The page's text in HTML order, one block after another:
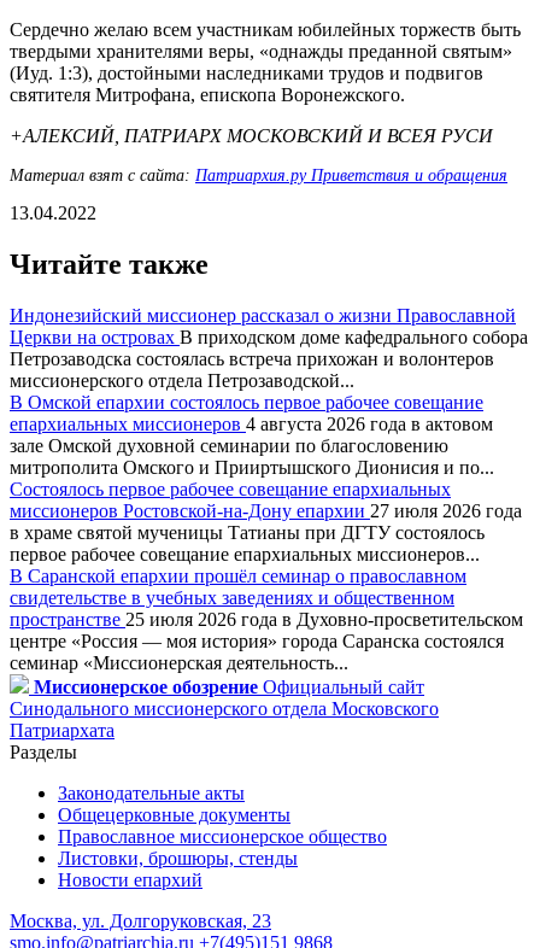
Сердечно желаю всем участникам юбилейных торжеств быть
твердыми хранителями веры, «однажды преданной святым»
(Иуд. 1:3), достойными наследниками трудов и подвигов
святителя Митрофана, епископа Воронежского.
+АЛЕКСИЙ, ПАТРИАРХ МОСКОВСКИЙ И ВСЕЯ РУСИ
Материал взят с сайта: Патриархия.ру Приветствия и обращения
13.04.2022
Читайте также
Индонезийский миссионер рассказал о жизни Православной
Церкви на островах В приходском доме кафедрального собора
Петрозаводска состоялась встреча прихожан и волонтеров
миссионерского отдела Петрозаводской...
В Омской епархии состоялось первое рабочее совещание
епархиальных миссионеров 4 августа 2026 года в актовом
зале Омской духовной семинарии по благословению
митрополита Омского и Прииртышского Дионисия и по...
Состоялось первое рабочее совещание епархиальных
миссионеров Ростовской-на-Дону епархии 27 июля 2026 года
в храме святой мученицы Татианы при ДГТУ состоялось
первое рабочее совещание епархиальных миссионеров...
В Саранской епархии прошёл семинар о православном
свидетельстве в учебных заведениях и общественном
пространстве 25 июля 2026 года в Духовно-просветительском
центре «Россия — моя история» города Саранска состоялся
семинар «Миссионерская деятельность...
Миссионерское обозрение Официальный сайт
Синодального миссионерского отдела Московского
Патриархата
Разделы
Законодательные акты
Общецерковные документы
Православное миссионерское общество
Листовки, брошюры, стенды
Новости епархий
Москва, ул. Долгоруковская, 23
smo.info@patriarchia.ru +7(495)151 9868